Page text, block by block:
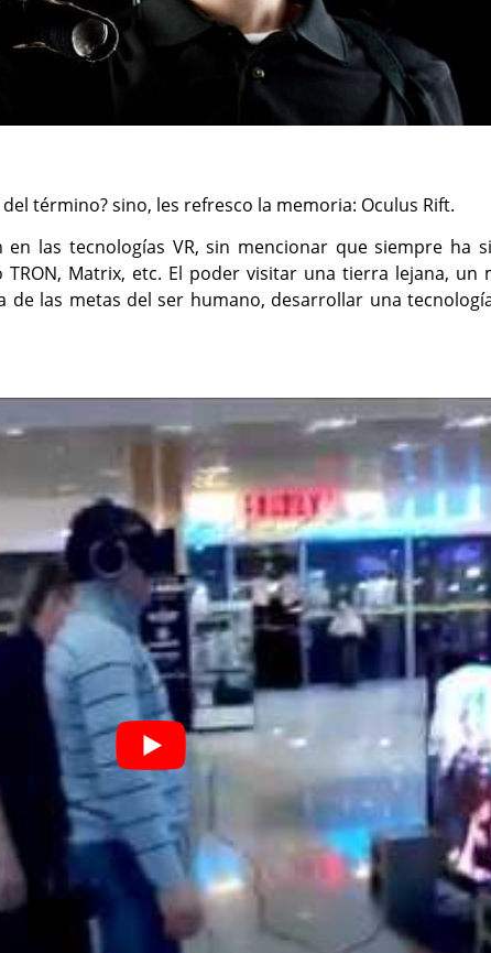
término? sino, les refresco la memoria: Oculus Rift.
las tecnologías VR, sin mencionar que siempre ha
Matrix, etc. El poder visitar una tierra lejana,
las metas del ser humano, desarrollar una